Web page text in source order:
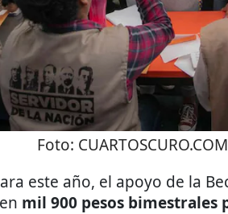
Foto: CUARTOSCURO.COM
este año, el apoyo de la
mil 900 pesos bimestrales